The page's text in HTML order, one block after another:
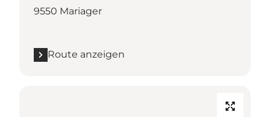
9550 Mariager
Route anzeigen